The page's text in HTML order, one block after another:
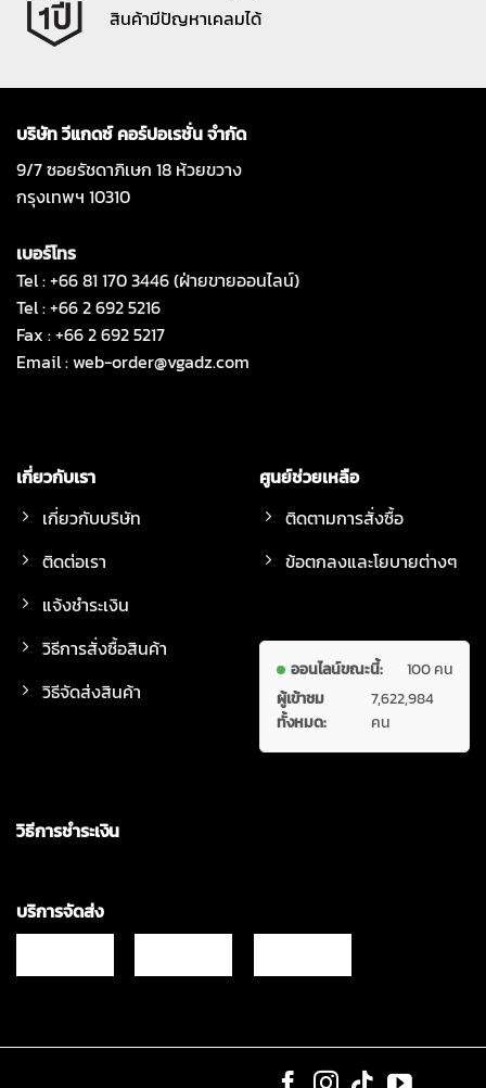
สินค้ามีปัญหาเคลมได้
บริษัท วีแกดซ์ คอร์ปอเรชั่น จำกัด
9/7 ซอยรัชดาภิเษก 18 ห้วยขวาง
กรุงเทพฯ 10310
เบอร์โทร
Tel : +66 81 170 3446 (ฝ่ายขายออนไลน์)
Tel : +66 2 692 5216
Fax : +66 2 692 5217
Email :web-order@vgadz.com
เกี่ยวกับเรา
เกี่ยวกับบริษัท
ติดต่อเรา
แจ้งชำระเงิน
วิธีการสั่งซื้อสินค้า
วิธีจัดส่งสินค้า
ศูนย์ช่วยเหลือ
ติดตามการสั่งซื้อ
ข้อตกลงและโยบายต่างๆ
ออนไลน์ขณะนี้:
100 คน
ผู้เข้าชม
ทั้งหมด:
7,622,984
คน
วิธีการชำระเงิน
บริการจัดส่ง